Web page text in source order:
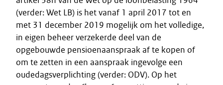
(verder: Wet LB) is het vanaf 1 april 2017 tot en
met 31 december 2019 mogelijk om het volledige,
in eigen beheer verzekerde deel van de
opgebouwde pensioenaanspraak af te kopen of
om te zetten in een aanspraak ingevolge een
oudedagsverplichting (verder: ODV). Op het